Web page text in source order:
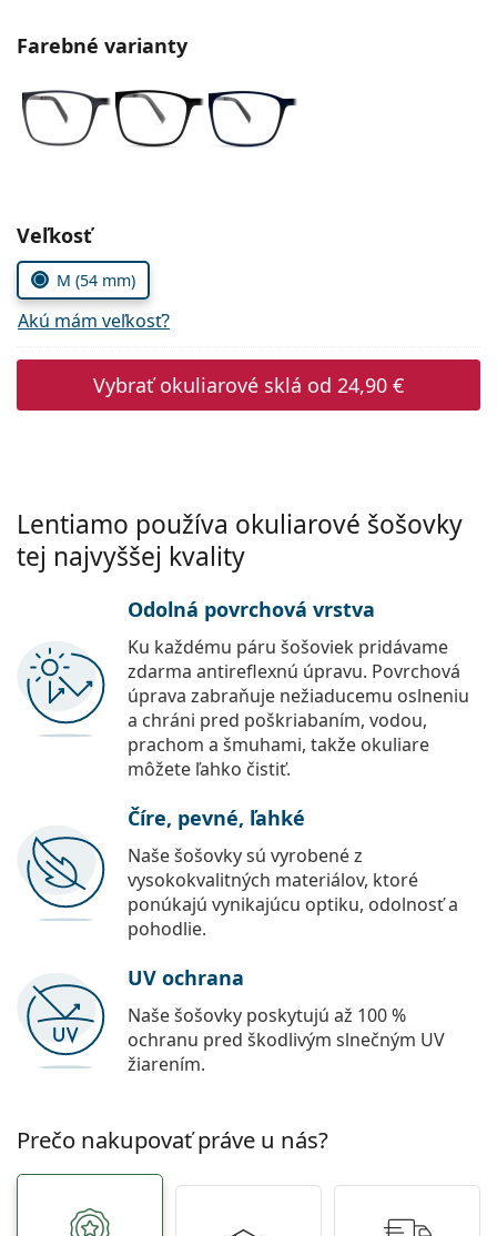
Persol
Prada
Všetky značky
Farebné varianty
Zvoľte parametre
Veľkosť
M (54 mm)
Akú mám veľkosť?
Vybrať okuliarové sklá od 24,90 €
Lentiamo používa okuliarové šošovky
tej najvyššej kvality
Odolná povrchová vrstva
Ku každému páru šošoviek pridávame
zdarma antireflexnú úpravu. Povrchová
úprava zabraňuje nežiaducemu oslneniu
a chráni pred poškriabaním, vodou,
prachom a šmuhami, takže okuliare
môžete ľahko čistiť.
Číre, pevné, ľahké
Naše šošovky sú vyrobené z
vysokokvalitných materiálov, ktoré
ponúkajú vynikajúcu optiku, odolnosť a
pohodlie.
UV ochrana
Naše šošovky poskytujú až 100 %
ochranu pred škodlivým slnečným UV
žiarením.
Prečo nakupovať práve u nás?